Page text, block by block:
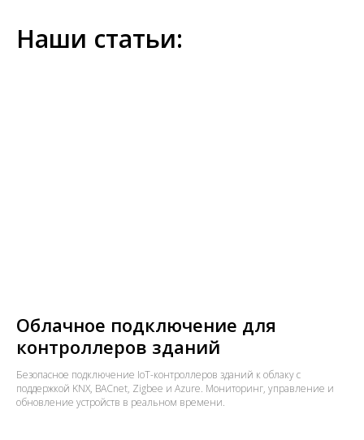
Наши статьи:
Облачное подключение для
контроллеров зданий
Безопасное подключение IoT-контроллеров зданий к облаку с
поддержкой KNX, BACnet, Zigbee и Azure. Мониторинг, управление и
обновление устройств в реальном времени.